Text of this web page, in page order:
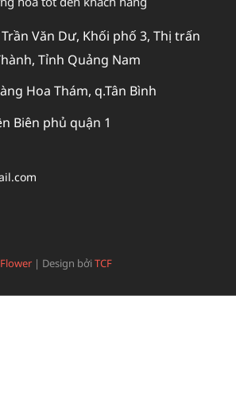
Văn Dư, Khối phố 3, Thị trấn
Tỉnh Quảng Nam
Hoa Thám, q.Tân Bình
Biên phủ quận 1
| Design bởiTCF